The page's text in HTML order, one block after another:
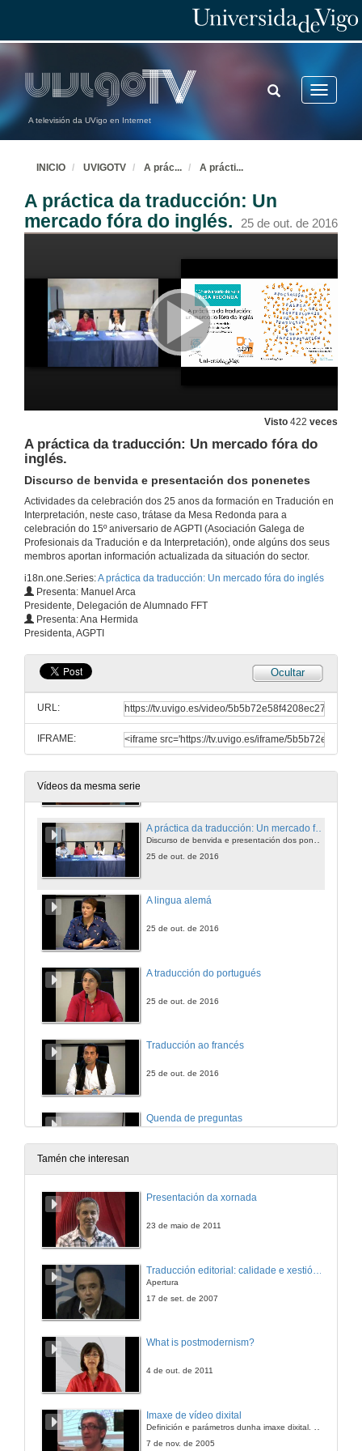
A televisión da UVigo en Internet
Toggle
TOGGLE
SEARCH
INICIO UVIGOTV A prác... A prácti...
A práctica da traducción: Un
mercado fóra do inglés.
25 de out. de 2016
Visto 422 veces
A práctica da traducción: Un mercado fóra do
inglés.
Discurso de benvida e presentación dos ponenetes
Actividades da celebración dos 25 anos da formación en Tradución en
Interpretación, neste caso, trátase da Mesa Redonda para a
celebración do 15º aniversario de AGPTI (Asociación Galega de
Profesionais da Tradución e da Interpretación), onde algúns dos seus
membros aportan información actualizada da situación do sector.
i18n.one.Series:A práctica da traducción: Un mercado fóra do inglés
Presenta: Manuel Arca
Presidente, Delegación de Alumnado FFT
Presenta: Ana Hermida
Presidenta, AGPTI
Ocultar
URL:
IFRAME:
Vídeos da mesma serie
Apertura da Mesa Redondo do 15 Aniversario da AGPTI
A práctica da traducción: Un mercado fóra do inglés.
Discurso de benvida e presentación dos ponenetes
25 de out. de 2016
A lingua alemá
25 de out. de 2016
A traducción do portugués
25 de out. de 2016
Traducción ao francés
25 de out. de 2016
Quenda de preguntas
25 de out. de 2016
Tamén che interesan
Presentación da xornada
23 de maio de 2011
Apertura
17 de set. de 2007
What is postmodernism?
4 de out. de 2011
Imaxe de vídeo dixital
Definición e parámetros dunha imaxe dixital. Resolución e Aspecto. Profundidade da cor. Compresión. Frame por segundo. Entrelazado. Campos, cadros
7 de nov. de 2005